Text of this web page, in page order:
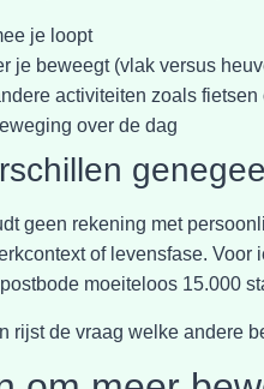
je loopt
je beweegt (vlak versus
activiteiten zoals fietsen
over de dag
geen rekening met
of levensfase.
moeiteloos 15.000
rijst de vraag welke andere